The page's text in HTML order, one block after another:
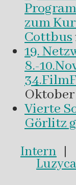
zum
Cottbus
19.
8.-
Oktober
Vierte
Görlitz
Intern |